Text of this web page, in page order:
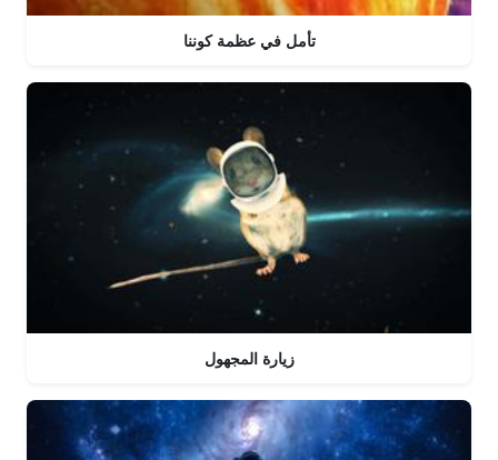
تأمل في عظمة كوننا
زيارة المجهول